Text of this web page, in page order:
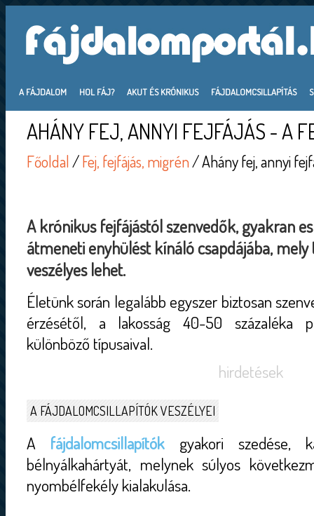
A FÁJDALOM HOL FÁJ? AKUT ÉS KRÓNIKUS FÁJDALOMCSILLAPÍTÁS
AHÁNY FEJ, ANNYI FEJFÁJÁS - A
Főoldal/Fej, fejfájás, migrén/ Ahány fej, annyi
A krónikus fejfájástól szenvedők, gyakran
átmeneti enyhülést kínáló csapdájába,
veszélyes lehet.
Életünk során legalább egyszer biztosan
érzésétől, a lakosság 40-50 százaléka
különböző típusaival.
hirdetések
A FÁJDALOMCSILLAPÍTÓK VESZÉLYEI
A fájdalomcsillapítókgyakori szedése,
bélnyálkahártyát, melynek súlyos
nyombélfekély kialakulása.